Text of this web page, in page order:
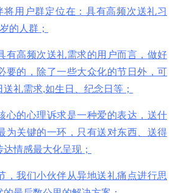
将用户群定位在：具有高频次送礼习
的人群；
有高频次送礼需求的用户而言，做好
要的，除了一些大众化的节日外，可
礼需求,如生日、纪念日等；
心的心理诉求是一种爱的表达，送什
为关键的一环，只有送对东西、送得
情感最大化呈现；
，我们小伙伴从异地送礼痛点进行思